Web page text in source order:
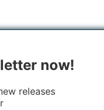
now!
releases